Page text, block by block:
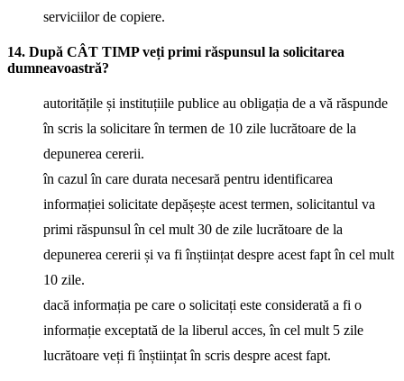
serviciilor de copiere.
14. După CÂT TIMP veți primi răspunsul la solicitarea
dumneavoastră?
autoritățile și instituțiile publice au obligația de a vă răspunde
în scris la solicitare în termen de 10 zile lucrătoare de la
depunerea cererii.
în cazul în care durata necesară pentru identificarea
informației solicitate depășește acest termen, solicitantul va
primi răspunsul în cel mult 30 de zile lucrătoare de la
depunerea cererii și va fi înștiințat despre acest fapt în cel mult
10 zile.
dacă informația pe care o solicitați este considerată a fi o
informație exceptată de la liberul acces, în cel mult 5 zile
lucrătoare veți fi înștiințat în scris despre acest fapt.